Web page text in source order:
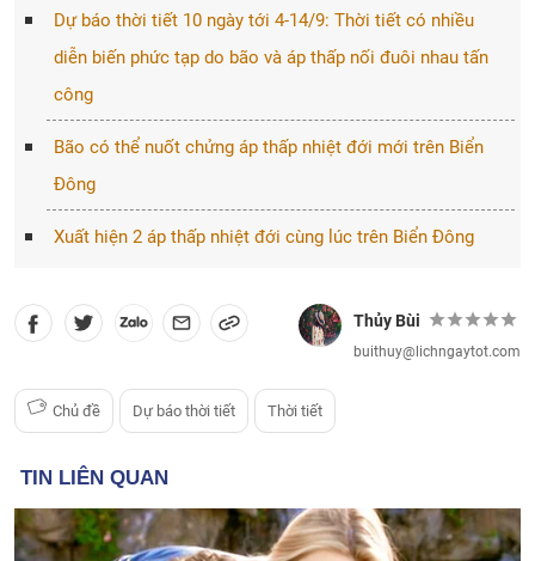
Dự báo thời tiết 10 ngày tới 4-14/9: Thời tiết có nhiều
diễn biến phức tạp do bão và áp thấp nối đuôi nhau tấn
công
Bão có thể nuốt chửng áp thấp nhiệt đới mới trên Biển
Đông
Xuất hiện 2 áp thấp nhiệt đới cùng lúc trên Biển Đông
Thủy Bùi
buithuy@lichngaytot.com
Chủ đề Dự báo thời tiết Thời tiết